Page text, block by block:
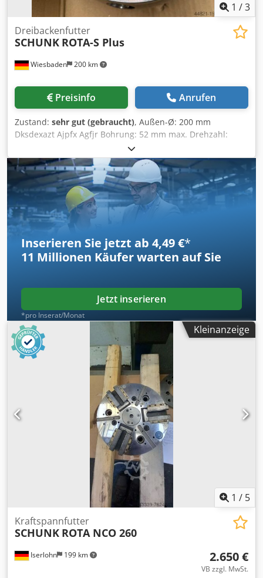
1 /3
Wiesbaden 200 km
Dreibackenfutter
SCHUNK ROTA-S Plus
Preisinfo Anrufen
Zustand: sehr gut (gebraucht), Außen-Ø: 200 mm
Dksdexazt Ajpfx Agfjr Bohrung: 52 mm max. Drehzahl:
Inserieren Sie jetzt ab 4,49 €*
11 Millionen Käufer warten auf Sie
Jetzt inserieren
*pro Inserat/Monat
Kleinanzeige
1 / 5
Iserlohn 199 km
Kraftspannfutter
SCHUNK ROTA NCO 260
2.650 €
VB zzgl. MwSt.